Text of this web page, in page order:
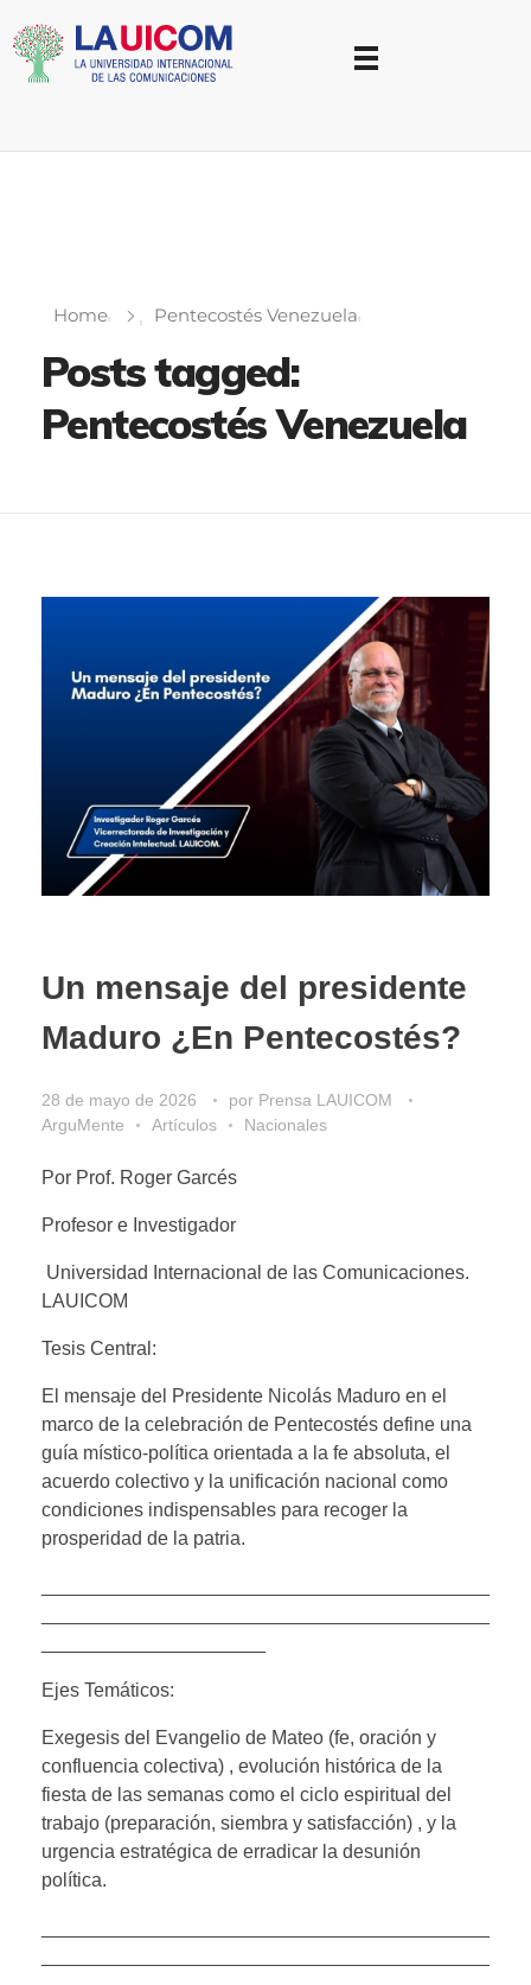
Home Pentecostés Venezuela
Posts tagged:
Pentecostés Venezuela
Un mensaje del presidente
Maduro ¿En Pentecostés?
28 de mayo de 2026 por Prensa LAUICOM
ArguMente
Artículos Nacionales
Por Prof. Roger Garcés
Profesor e Investigador
Universidad Internacional de las Comunicaciones.
LAUICOM
Tesis Central:
El mensaje del Presidente Nicolás Maduro en el
marco de la celebración de Pentecostés define una
guía místico-política orientada a la fe absoluta, el
acuerdo colectivo y la unificación nacional como
condiciones indispensables para recoger la
prosperidad de la patria.
Ejes Temáticos:
Exegesis del Evangelio de Mateo (fe, oración y
confluencia colectiva) , evolución histórica de la
fiesta de las semanas como el ciclo espiritual del
trabajo (preparación, siembra y satisfacción) , y la
urgencia estratégica de erradicar la desunión
política.